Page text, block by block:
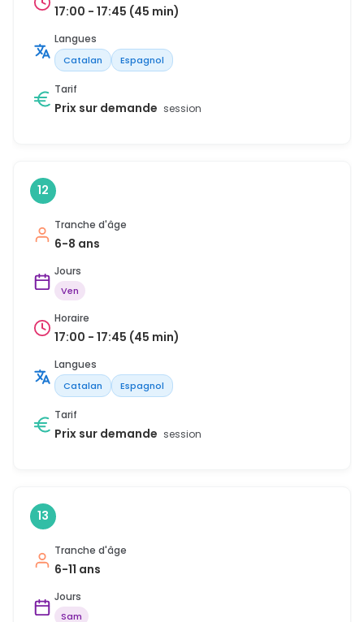
17:00 - 17:45 (45 min)
Langues
Catalan Espagnol
Tarif
Prix sur demande session
12
Tranche d'âge
6-8 ans
Jours
Ven
Horaire
17:00 - 17:45 (45 min)
Langues
Catalan Espagnol
Tarif
Prix sur demande session
13
Tranche d'âge
6-11 ans
Jours
Sam